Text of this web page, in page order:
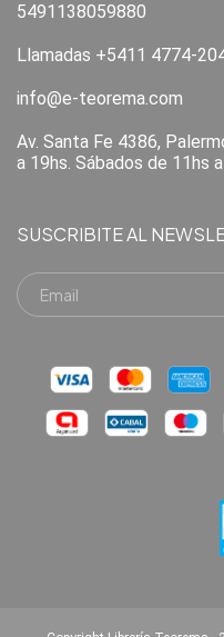
5491138059880
Llamadas +5411 4774-
info@e-teorema.com
Av. Santa Fe 4386,
a 19hs. Sábados de 11hs
SUSCRIBITE AL